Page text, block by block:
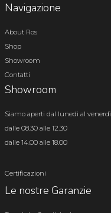
Navigazione
About Ros
Shop
Showroom
Contatti
Showroom
Siamo aperti dal lunedì al venerdì
dalle 08.30 alle 12.30
dalle 14.00 alle 18.00
Certificazioni
Le nostre Garanzie